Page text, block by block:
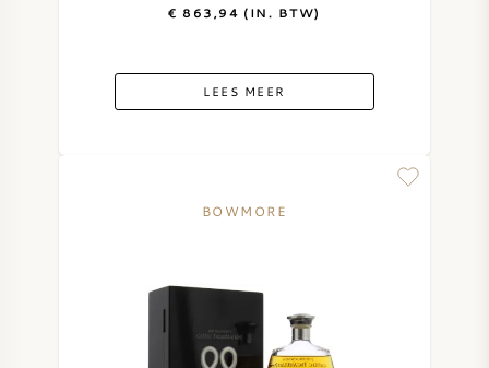
€ 863,94 (IN. BTW)
LEES MEER
BOWMORE